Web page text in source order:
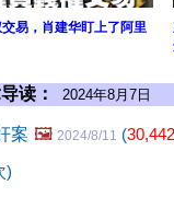
易，肖建华盯上了阿里
读： 2024年8月7日
案 🖼️ 2024/8/11 (30,442
)